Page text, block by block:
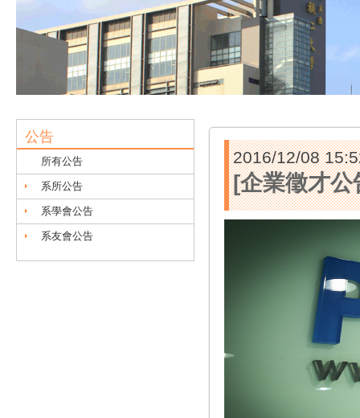
公告
所有公告
系所公告
系學會公告
系友會公告
2016/12/08
[企業徵才